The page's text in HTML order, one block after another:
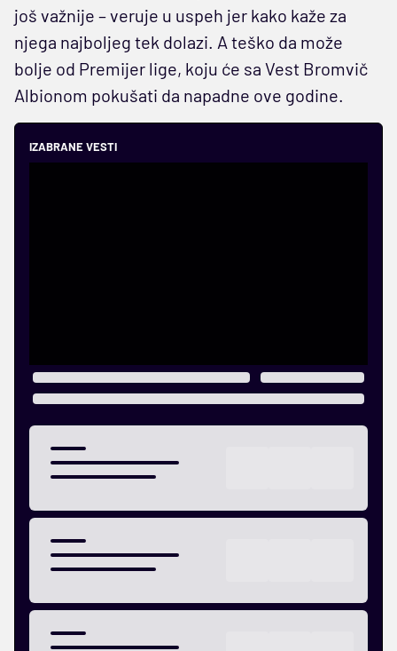
još važnije – veruje u uspeh jer kako kaže za
njega najboljeg tek dolazi. A teško da može
bolje od Premijer lige, koju će sa Vest Bromvič
Albionom pokušati da napadne ove godine.
IZABRANE VESTI